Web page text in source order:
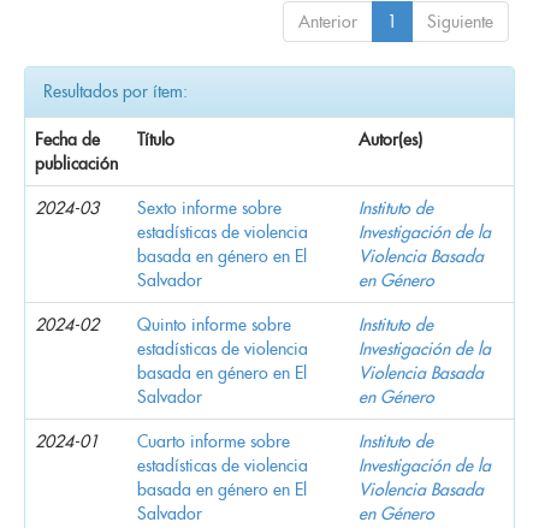
Anterior 1 Siguiente
Resultados por ítem:
Fecha de
publicación
Título Autor(es)
2024-03
Sexto informe sobre
estadísticas de violencia
basada en género en El
Salvador
Instituto de
Investigación de la
Violencia Basada
en Género
2024-02
Quinto informe sobre
estadísticas de violencia
basada en género en El
Salvador
Instituto de
Investigación de la
Violencia Basada
en Género
2024-01
Cuarto informe sobre
estadísticas de violencia
basada en género en El
Salvador
Instituto de
Investigación de la
Violencia Basada
en Género